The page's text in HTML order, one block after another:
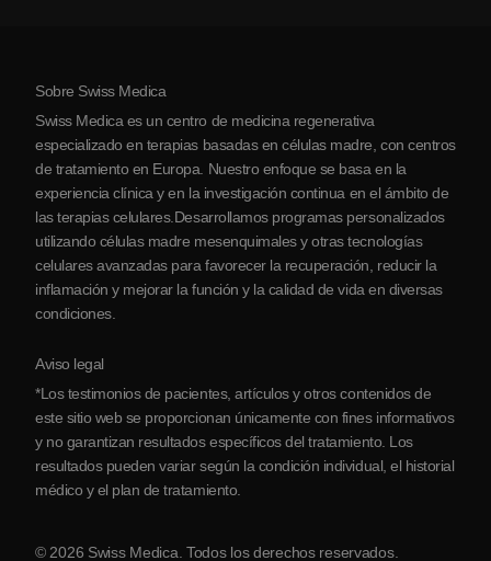
Sobre Serbia
Colaboraciones
Sobre Swiss Medica
Swiss Medica es un centro de medicina regenerativa
especializado en terapias basadas en células madre, con centros
de tratamiento en Europa. Nuestro enfoque se basa en la
experiencia clínica y en la investigación continua en el ámbito de
las terapias celulares.Desarrollamos programas personalizados
utilizando células madre mesenquimales y otras tecnologías
celulares avanzadas para favorecer la recuperación, reducir la
inflamación y mejorar la función y la calidad de vida en diversas
condiciones.
Aviso legal
*Los testimonios de pacientes, artículos y otros contenidos de
este sitio web se proporcionan únicamente con fines informativos
y no garantizan resultados específicos del tratamiento. Los
resultados pueden variar según la condición individual, el historial
médico y el plan de tratamiento.
© 2026 Swiss Medica. Todos los derechos reservados.